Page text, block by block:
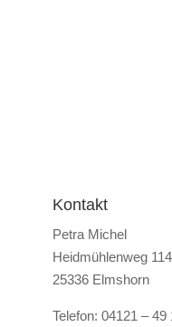
Kontakt
Petra Michel
Heidmühlenweg
25336 Elmshorn
Telefon: 04121 – 49